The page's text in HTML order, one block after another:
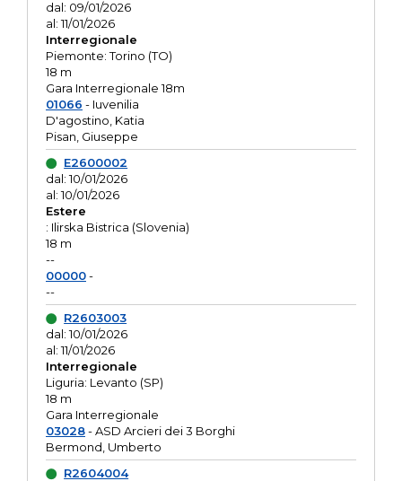
dal: 09/01/2026
al: 11/01/2026
Interregionale
Piemonte: Torino (TO)
18 m
Gara Interregionale 18m
01066 - Iuvenilia
D'agostino, Katia
Pisan, Giuseppe
E2600002
dal: 10/01/2026
al: 10/01/2026
Estere
: Ilirska Bistrica (Slovenia)
18 m
--
00000-
--
R2603003
dal: 10/01/2026
al: 11/01/2026
Interregionale
Liguria: Levanto (SP)
18 m
Gara Interregionale
03028- ASD Arcieri dei 3 Borghi
Bermond, Umberto
R2604004